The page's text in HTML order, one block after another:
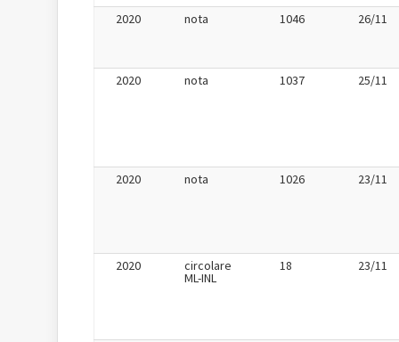
2020 nota 1046 26/11
2020 nota 1037 25/11
2020 nota 1026 23/11
2020 circolare
ML-INL
18 23/11